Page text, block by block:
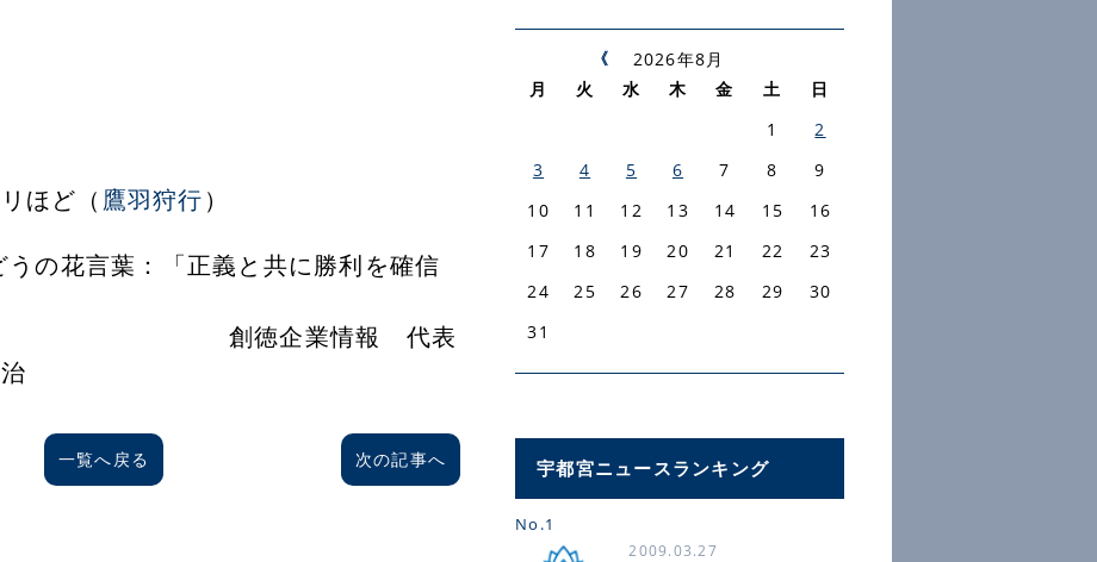
ほど（ 鷹羽狩行）
葉：「正義と共に勝利を確信
心」
業情報 代表
一覧へ戻る 次の記事へ
2026年8月
月
火 水 木 金 土
日
1
2
3
4 5 6 7 8
9
10
11 12 13 14 15
16
17
18 19 20 21 22
23
24
25 26 27 28 29
30
31
宇都宮ニュースランキング
No.1
2009.03.27